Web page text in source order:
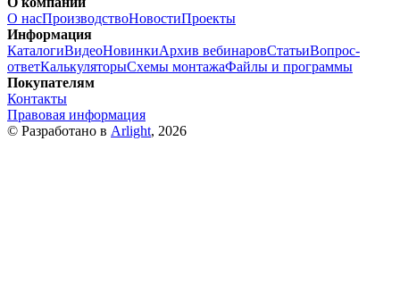
О насПроизводствоНовостиПроекты
Информация
КаталогиВидеоНовинкиАрхив вебинаровСтатьиВопрос-
ответКалькуляторыСхемы монтажаФайлы и программы
Покупателям
Контакты
Правовая информация
© Разработано в Arlight, 2026